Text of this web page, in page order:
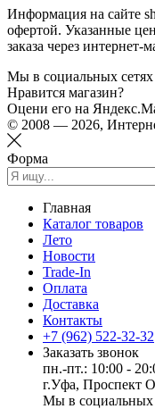
Информация на сайте
офертой. Указанные
заказа через интернет-
Мы в социальных сетях
Нравится магазин?
Оцени его на
© 2008 — 2026,
Форма
Главная
Каталог товаров
Лето
Новости
Trade-In
Оплата
Доставка
Контакты
+7 (962) 522-32-32
Заказать звонок
пн.-пт.: 10:00 -
г.Уфа, Проспект
Мы в социальных